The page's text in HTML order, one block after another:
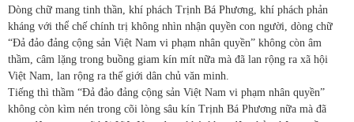
Dòng chữ mang tinh thần, khí phách Trịnh Bá Phương, khí phách phản
kháng với thể chế chính trị không nhìn nhận quyền con người, dòng chữ
“Đả đảo đảng cộng sản Việt Nam vi phạm nhân quyền” không còn âm
thầm, câm lặng trong buồng giam kín mít nữa mà đã lan rộng ra xã hội
Việt Nam, lan rộng ra thế giới dân chủ văn minh.
Tiếng thì thầm “Đả đảo đảng cộng sản Việt Nam vi phạm nhân quyền”
không còn kìm nén trong cõi lòng sâu kín Trịnh Bá Phương nữa mà đã